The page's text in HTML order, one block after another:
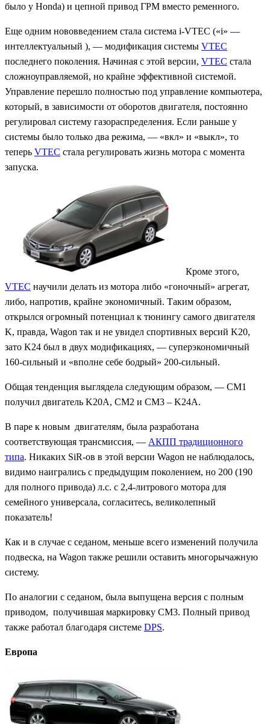
было у Honda) и цепной привод ГРМ вместо ременного.
Еще одним нововведением стала система i-VTEC («i» —
интеллектуальный ), — модификация системы VTEC
последнего поколения. Начиная с этой версии, VTEC стала
сложноуправляемой, но крайне эффективной системой.
Управление перешло полностью под управление компьютера,
который, в зависимости от оборотов двигателя, постоянно
регулировал систему газораспределения. Если раньше у
системы было только два режима, — «вкл» и «выкл», то
теперь VTEC стала регулировать жизнь мотора с момента
запуска.
Кроме этого,
VTEC научили делать из мотора либо «гоночный» агрегат,
либо, напротив, крайне экономичный. Таким образом,
открылся огромный потенциал к тюнингу самого двигателя
K, правда, Wagon так и не увидел спортивных версий K20,
зато K24 был в двух модификациях, — суперэкономичный
160-сильный и «вполне себе бодрый» 200-сильный.
Общая тенденция выглядела следующим образом, — CM1
получил двигатель K20A, CM2 и CM3 – K24A.
В паре к новым двигателям, была разработана
соответствующая трансмиссия, — АКПП традиционного
типа. Никаких SiR-ов в этой версии Wagon не наблюдалось,
видимо наигрались с предыдущим поколением, но 200 (190
для полного привода) л.с. с 2,4-литрового мотора для
семейного универсала, согласитесь, великолепный
показатель!
Как и в случае с седаном, меньше всего изменений получила
подвеска, на Wagon также решили оставить многорычажную
систему.
По аналогии с седаном, была выпущена версия с полным
приводом, получившая маркировку CM3. Полный привод
также работал благодаря системе DPS.
Европа